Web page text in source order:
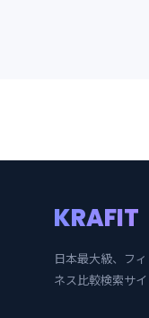
KRAFIT
日本最大級、フ
ネス比較検索サイ